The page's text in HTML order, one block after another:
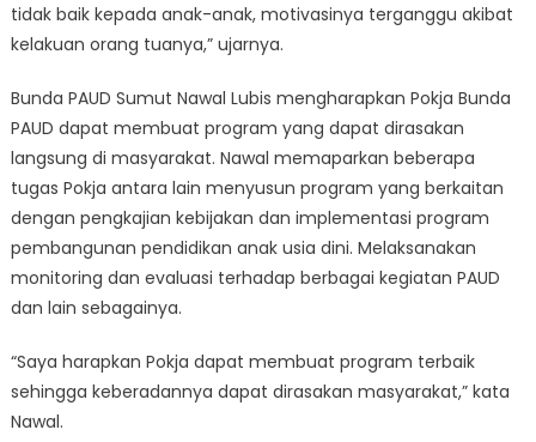
tidak baik kepada anak-anak, motivasinya terganggu akibat
kelakuan orang tuanya,” ujarnya.
Bunda PAUD Sumut Nawal Lubis mengharapkan Pokja Bunda
PAUD dapat membuat program yang dapat dirasakan
langsung di masyarakat. Nawal memaparkan beberapa
tugas Pokja antara lain menyusun program yang berkaitan
dengan pengkajian kebijakan dan implementasi program
pembangunan pendidikan anak usia dini. Melaksanakan
monitoring dan evaluasi terhadap berbagai kegiatan PAUD
dan lain sebagainya.
“Saya harapkan Pokja dapat membuat program terbaik
sehingga keberadannya dapat dirasakan masyarakat,” kata
Nawal.